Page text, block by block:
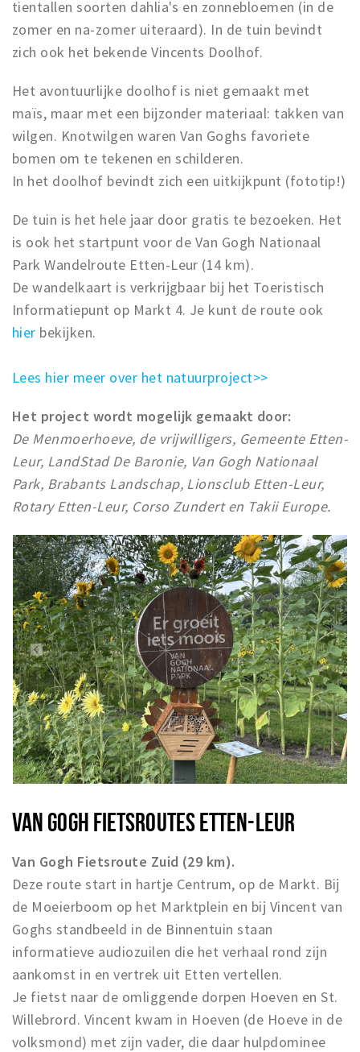
tientallen soorten dahlia's en zonnebloemen (in de
zomer en na-zomer uiteraard). In de tuin bevindt
zich ook het bekende Vincents Doolhof.
Het avontuurlijke doolhof is niet gemaakt met
maïs, maar met een bijzonder materiaal: takken van
wilgen. Knotwilgen waren Van Goghs favoriete
bomen om te tekenen en schilderen.
In het doolhof bevindt zich een uitkijkpunt (fototip!)
De tuin is het hele jaar door gratis te bezoeken. Het
is ook het startpunt voor de Van Gogh Nationaal
Park Wandelroute Etten-Leur (14 km).
De wandelkaart is verkrijgbaar bij het Toeristisch
Informatiepunt op Markt 4. Je kunt de route ook
hier bekijken.
Lees hier meer over het natuurproject>>
Het project wordt mogelijk gemaakt door:
De Menmoerhoeve, de vrijwilligers, Gemeente Etten-
Leur, LandStad De Baronie, Van Gogh Nationaal
Park, Brabants Landschap, Lionsclub Etten-Leur,
Rotary Etten-Leur, Corso Zundert en Takii Europe.
VAN GOGH FIETSROUTES ETTEN-LEUR
Van Gogh Fietsroute Zuid (29 km).
Deze route start in hartje Centrum, op de Markt. Bij
de Moeierboom op het Marktplein en bij Vincent van
Goghs standbeeld in de Binnentuin staan
informatieve audiozuilen die het verhaal rond zijn
aankomst in en vertrek uit Etten vertellen.
Je fietst naar de omliggende dorpen Hoeven en St.
Willebrord. Vincent kwam in Hoeven (de Hoeve in de
volksmond) met zijn vader, die daar hulpdominee